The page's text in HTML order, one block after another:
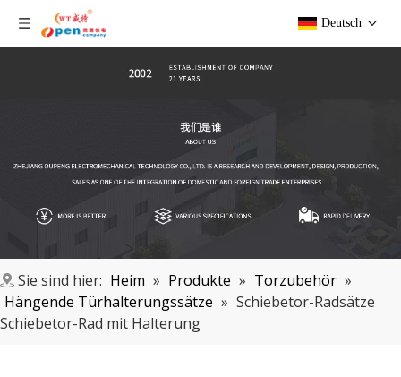
Deutsch
Sie sind hier: Heim » Produkte » Torzubehör »
Hängende Türhalterungssätze » Schiebetor-Radsätze
Schiebetor-Rad mit Halterung